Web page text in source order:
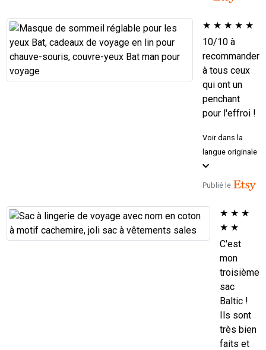
★ ★ ★ ★ ★
10/10 à
recommander
à tous ceux
qui ont un
penchant
pour l'effroi !
Voir dans la
langue originale
Publié le
★ ★ ★
★ ★
C'est
mon
troisième
sac
Baltic !
Ils sont
très bien
faits et